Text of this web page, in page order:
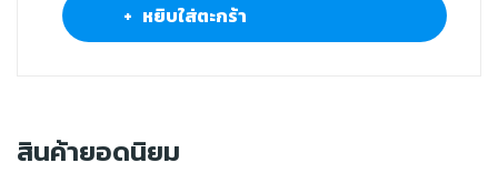
+ หยิบใส่ตะกร้า
สินค้ายอดนิยม